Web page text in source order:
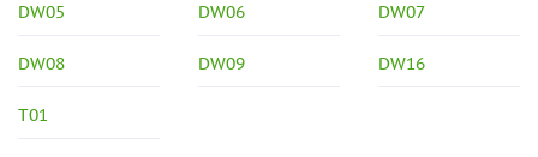
DW05 DW06 DW07
DW08 DW09 DW16
T01